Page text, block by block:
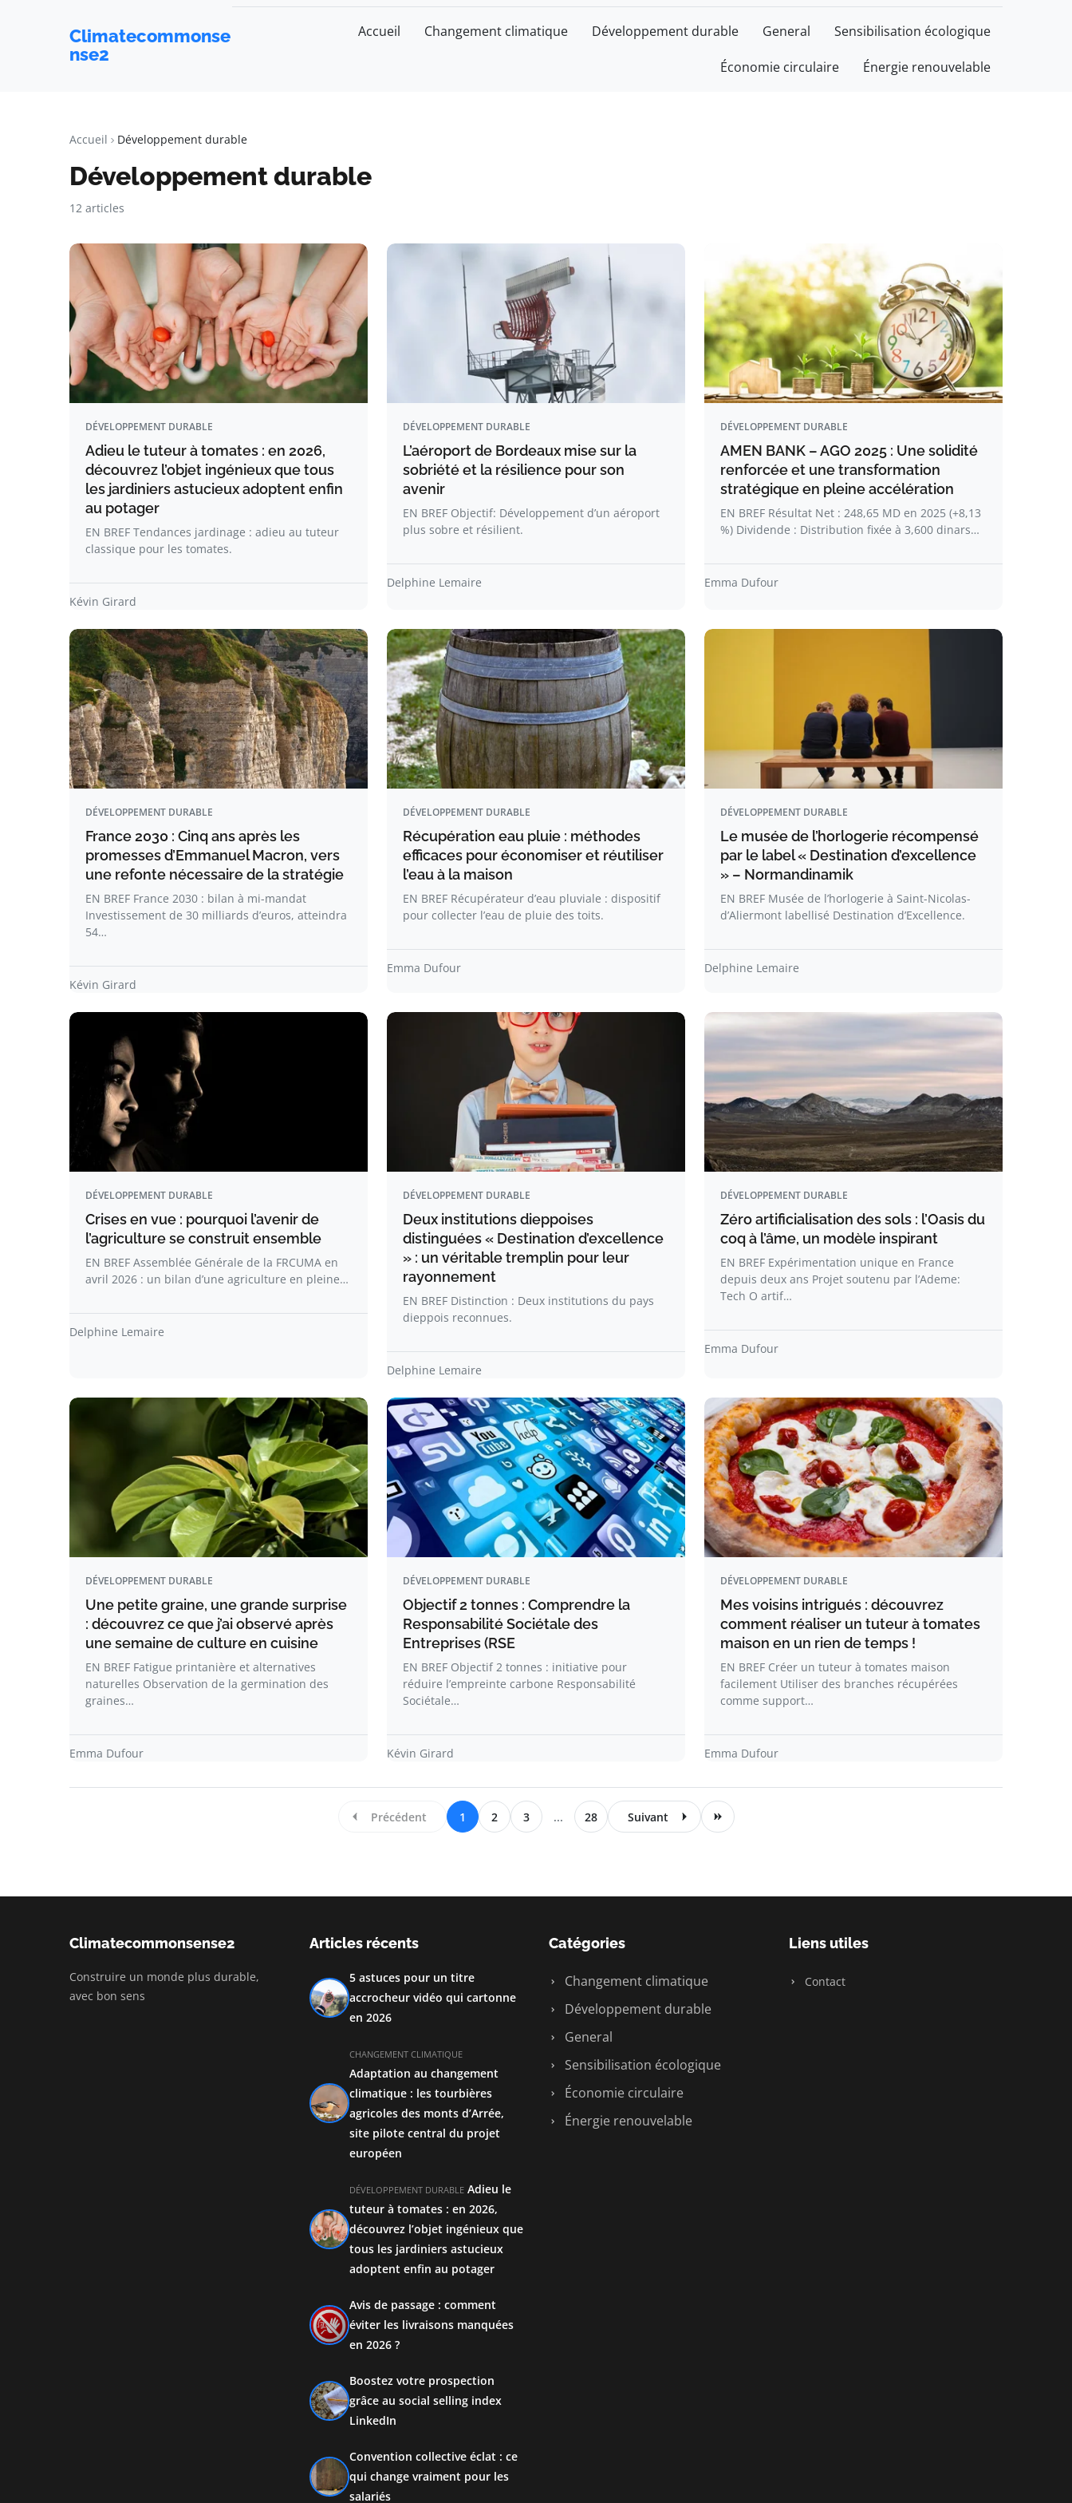
Climatecommonse
nse2
Accueil Changement climatique Développement durable General Sensibilisation écologique
Économie circulaire Énergie renouvelable
Accueil Développement durable
Développement durable
12 articles
DÉVELOPPEMENT DURABLE
Adieu le tuteur à tomates : en 2026,
découvrez l’objet ingénieux que tous
les jardiniers astucieux adoptent enfin
au potager
EN BREF Tendances jardinage : adieu au tuteur
classique pour les tomates.
Kévin Girard
DÉVELOPPEMENT DURABLE
L’aéroport de Bordeaux mise sur la
sobriété et la résilience pour son
avenir
EN BREF Objectif: Développement d’un aéroport
plus sobre et résilient.
Delphine Lemaire
DÉVELOPPEMENT DURABLE
AMEN BANK – AGO 2025 : Une solidité
renforcée et une transformation
stratégique en pleine accélération
EN BREF Résultat Net : 248,65 MD en 2025 (+8,13
%) Dividende : Distribution fixée à 3,600 dinars…
Emma Dufour
DÉVELOPPEMENT DURABLE
France 2030 : Cinq ans après les
promesses d’Emmanuel Macron, vers
une refonte nécessaire de la stratégie
EN BREF France 2030 : bilan à mi-mandat
Investissement de 30 milliards d’euros, atteindra
54…
Kévin Girard
DÉVELOPPEMENT DURABLE
Récupération eau pluie : méthodes
efficaces pour économiser et réutiliser
l’eau à la maison
EN BREF Récupérateur d’eau pluviale : dispositif
pour collecter l’eau de pluie des toits.
Emma Dufour
DÉVELOPPEMENT DURABLE
Le musée de l’horlogerie récompensé
par le label « Destination d’excellence
» – Normandinamik
EN BREF Musée de l’horlogerie à Saint-Nicolas-
d’Aliermont labellisé Destination d’Excellence.
Delphine Lemaire
DÉVELOPPEMENT DURABLE
Crises en vue : pourquoi l’avenir de
l’agriculture se construit ensemble
EN BREF Assemblée Générale de la FRCUMA en
avril 2026 : un bilan d’une agriculture en pleine…
Delphine Lemaire
DÉVELOPPEMENT DURABLE
Deux institutions dieppoises
distinguées « Destination d’excellence
» : un véritable tremplin pour leur
rayonnement
EN BREF Distinction : Deux institutions du pays
dieppois reconnues.
Delphine Lemaire
DÉVELOPPEMENT DURABLE
Zéro artificialisation des sols : l’Oasis du
coq à l’âme, un modèle inspirant
EN BREF Expérimentation unique en France
depuis deux ans Projet soutenu par l’Ademe:
Tech O artif…
Emma Dufour
DÉVELOPPEMENT DURABLE
Une petite graine, une grande surprise
: découvrez ce que j’ai observé après
une semaine de culture en cuisine
EN BREF Fatigue printanière et alternatives
naturelles Observation de la germination des
graines…
Emma Dufour
DÉVELOPPEMENT DURABLE
Objectif 2 tonnes : Comprendre la
Responsabilité Sociétale des
Entreprises (RSE
EN BREF Objectif 2 tonnes : initiative pour
réduire l’empreinte carbone Responsabilité
Sociétale…
Kévin Girard
DÉVELOPPEMENT DURABLE
Mes voisins intrigués : découvrez
comment réaliser un tuteur à tomates
maison en un rien de temps !
EN BREF Créer un tuteur à tomates maison
facilement Utiliser des branches récupérées
comme support…
Emma Dufour
Précédent 1 2 3 ... 28 Suivant
Climatecommonsense2
Construire un monde plus durable,
avec bon sens
Articles récents
5 astuces pour un titre
accrocheur vidéo qui cartonne
en 2026
CHANGEMENT CLIMATIQUE
Adaptation au changement
climatique : les tourbières
agricoles des monts d’Arrée,
site pilote central du projet
européen
DÉVELOPPEMENT DURABLE Adieu le
tuteur à tomates : en 2026,
découvrez l’objet ingénieux que
tous les jardiniers astucieux
adoptent enfin au potager
Avis de passage : comment
éviter les livraisons manquées
en 2026 ?
Boostez votre prospection
grâce au social selling index
LinkedIn
Convention collective éclat : ce
qui change vraiment pour les
salariés
Catégories
Changement climatique
Développement durable
General
Sensibilisation écologique
Économie circulaire
Énergie renouvelable
Liens utiles
Contact